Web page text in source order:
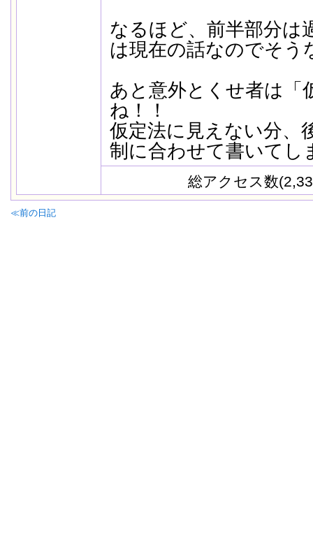
なるほど、前半部分は
は現在の話なのでそう
あと意外とくせ者は「
ね！！
仮定法に見えない分、
制に合わせて書いてし
総アクセス数
≪前の日記